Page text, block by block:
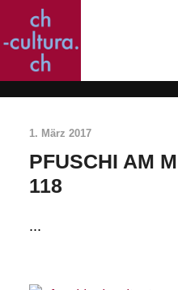
1. März 2017
PFUSCHI AM
118
...